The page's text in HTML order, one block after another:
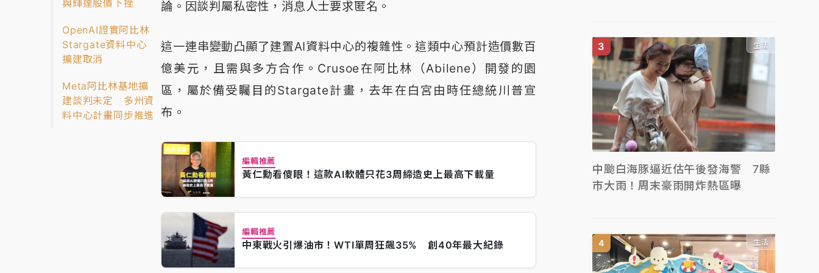
與輝達股價下挫
OpenAI證實阿比林
Stargate資料中心
擴建取消
Meta阿比林基地擴
建談判未定 多州資
料中心計畫同步推進
論。因談判屬私密性，消息人士要求匿名。
這一連串變動凸顯了建置AI資料中心的複雜性。這類中心預計造價數百
億美元，且需與多方合作。Crusoe在阿比林（Abilene）開發的園
區，屬於備受矚目的Stargate計畫，去年在白宮由時任總統川普宣
布。
編輯推薦
黃仁勳看傻眼！這款AI軟體只花3周締造史上最高下載量
編輯推薦
中東戰火引爆油市！WTI單周狂飆35% 創40年最大紀錄
生活
中颱白海豚逼近估午後發海警 7縣
市大雨！周末豪雨開炸熱區曝
生活